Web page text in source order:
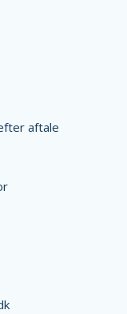
aftale